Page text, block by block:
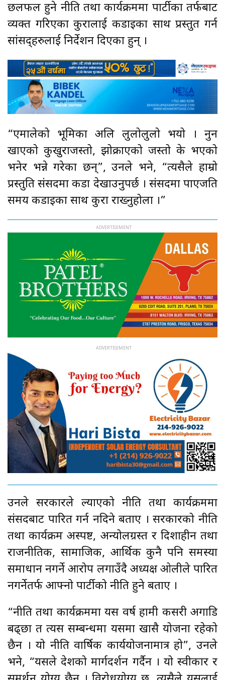
छलफल हुने नीति तथा कार्यक्रममा पार्टीका तर्फबाट
व्यक्त गरिएका कुरालाई कडाइका साथ प्रस्तुत गर्न
सांसद्हरुलाई निर्देशन दिएका हुन् ।
“एमालेको भूमिका अलि लुलोलुलो भयो । नुन
खाएको कुखुराजस्तो, झोक्राएको जस्तो के भएको
भनेर भन्ने गरेका छन्”, उनले भने, “त्यसैले हाम्रो
प्रस्तुति संसदमा कडा देखाउनुपर्छ । संसदमा पाएजति
समय कडाइका साथ कुरा राख्नुहोला ।”
उनले सरकारले ल्याएको नीति तथा कार्यक्रममा
संसदबाट पारित गर्न नदिने बताए । सरकारको नीति
तथा कार्यक्रम अस्पष्ट, अन्योलग्रस्त र दिशाहीन तथा
राजनीतिक, सामाजिक, आर्थिक कुनै पनि समस्या
समाधान नगर्ने आरोप लगाउँदै अध्यक्ष ओलीले पारित
नगर्नेतर्फ आफ्नो पार्टीको नीति हुने बताए ।
“नीति तथा कार्यक्रममा यस वर्ष हामी कसरी अगाडि
बढ्छौँ त त्यस सम्बन्धमा यसमा खासै योजना रहेको
छैन । यो नीति वार्षिक कार्ययोजनामात्र हो”, उनले
भने, “यसले देशको मार्गदर्शन गर्दैन । यो स्वीकार र